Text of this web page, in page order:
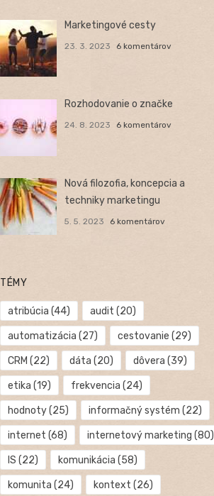
Marketingové cesty
23. 3. 2023 6 komentárov
Rozhodovanie o značke
24. 8. 2023 6 komentárov
Nová filozofia, koncepcia a
techniky marketingu
5. 5. 2023 6 komentárov
TÉMY
atribúcia (44) audit (20)
automatizácia (27) cestovanie (29)
CRM (22) dáta (20) dôvera (39)
etika (19) frekvencia (24)
hodnoty(25) informačný systém (22)
internet (68) internetový marketing (80)
IS (22) komunikácia (58)
komunita (24) kontext (26)